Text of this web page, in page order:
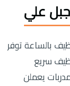
علي
بالساعة توفر
سريع
يعملن